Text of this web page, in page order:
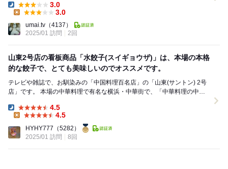
Dinner:
3.0
3.0
umai.tv （4137）
2025/01 訪問
2回
山東2号店の看板商品「水餃子(スイギョウザ)」は、本場の本格
的な餃子で、とても美味しいのでオススメです。
テレビや雑誌で、お馴染みの「中国料理百名店」の「山東(サントン) 2号
店」です。 本場の中華料理で有名な横浜・中華街で、「中華料理の中で
Dinner:
4.5
4.5
HYHY777 （5282）
2025/01 訪問
8回